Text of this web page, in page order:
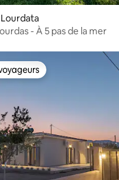
Katerina Mare Lourdas - À 5 pas de la mer